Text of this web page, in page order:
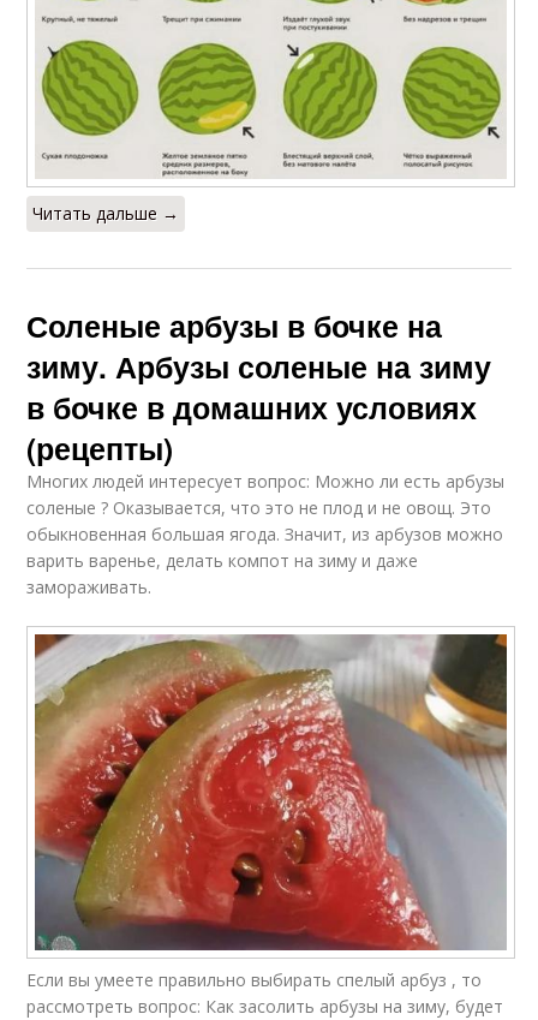
Читать дальше →
Соленые арбузы в бочке на
зиму. Арбузы соленые на зиму
в бочке в домашних условиях
(рецепты)
Многих людей интересует вопрос: Можно ли есть арбузы
соленые ? Оказывается, что это не плод и не овощ. Это
обыкновенная большая ягода. Значит, из арбузов можно
варить варенье, делать компот на зиму и даже
замораживать.
Если вы умеете правильно выбирать спелый арбуз , то
рассмотреть вопрос: Как засолить арбузы на зиму, будет